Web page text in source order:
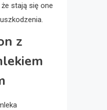
stają się one
z